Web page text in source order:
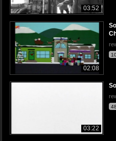
03:52
02:08
03:22